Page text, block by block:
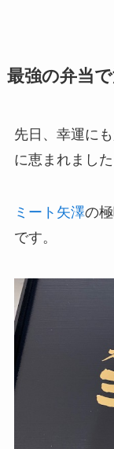
最強の弁当
先日、幸運に
に恵まれました
ミート矢澤の
です。